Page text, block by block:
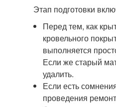
Этап подготовки
Перед тем, как
кровельного
выполняется
Если же старый
удалить.
Если есть
проведения